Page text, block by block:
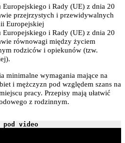
Europejskiego i Rady (UE) z dnia 20
przejrzystych i przewidywalnych
Europejskiej
Europejskiego i Rady (UE) z dnia 20
równowagi między życiem
rodziców i opiekunów (tzw.
minimalne wymagania mające na
i mężczyzn pod względem szans na
pracy. Przepisy mają ułatwić
z rodzinnym.
pod video